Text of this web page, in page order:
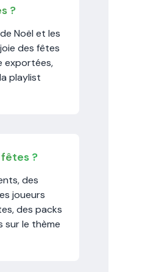
?
Noël et les
des fêtes
exportées,
playlist
?
des
joueurs
des packs
sur le thème